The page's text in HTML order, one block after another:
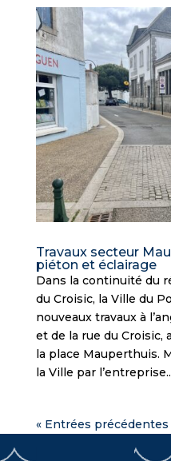
Travaux secteur
piéton et éclairage
Dans la continuité du
du Croisic, la Ville du
nouveaux travaux à
et de la rue du Croisic,
la place Mauperthuis.
la Ville par
« Entrées précédentes